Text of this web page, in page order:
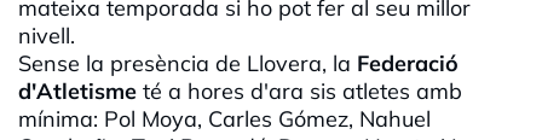
mateixa temporada si ho pot fer al seu millor
nivell.
Sense la presència de Llovera, la Federació
d'Atletisme té a hores d'ara sis atletes amb
mínima: Pol Moya, Carles Gómez, Nahuel